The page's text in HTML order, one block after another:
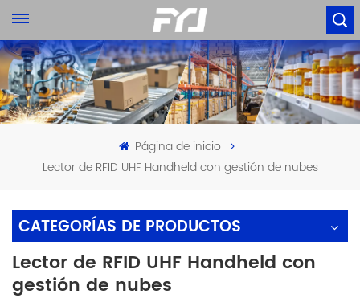
Página de inicio
Lector de RFID UHF Handheld con gestión de nubes
CATEGORÍAS DE PRODUCTOS
Lector de RFID UHF Handheld con
gestión de nubes